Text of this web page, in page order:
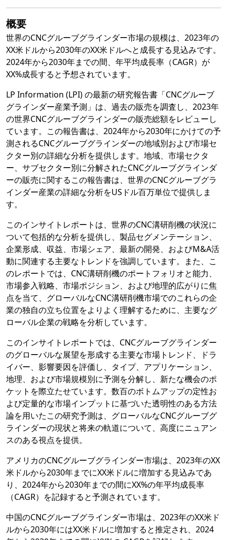
概要
世界のCNCグルーブグラインダー市場の規模は、2023年の
XX米ドルから2030年のXX米ドルへと成長する見込みです。
2024年から2030年までの間、年平均成長率（CAGR）が
XX%成長すると予想されています。
LP Information (LPI) の最新の研究報告書「CNCグルーブ
グラインダー産業予測」は、過去の販売を調査し、2023年
の世界CNCグルーブグラインダーの販売総額をレビューし
ています。この報告書は、2024年から2030年にかけての予
測されるCNCグルーブグラインダーの地域別および市場セ
クター別の詳細な分析を提供します。地域、市場セクタ
ー、サブセクター別に分解されたCNCグルーブグラインダ
ーの販売に関するこの報告書は、世界のCNCグルーブグラ
インダー産業の詳細な分析をUSドル百万単位で提供しま
す。
このインサイトレポートは、世界のCNC溝研削機の状況に
ついて包括的な分析を提供し、製品セグメンテーション、
企業形成、収益、市場シェア、最新の開発、およびM&A活
動に関連する主要なトレンドを強調しています。また、こ
のレポートでは、CNC溝研削機のポートフォリオと能力、
市場参入戦略、市場ポジション、および地理的広がりに焦
点を当て、グローバルなCNC溝研削機市場でのこれらの企
業の独自の立ち位置をよりよく理解するために、主要なグ
ローバル企業の戦略を分析しています。
このインサイトレポートでは、CNCグルーブグラインダー
のグローバルな展望を形成する主要な市場トレンド、ドラ
イバー、影響要因を評価し、タイプ、アプリケーション、
地理、および市場規模別に予測を分解し、新たな機会のポ
ケットを際立たせています。数百のボトムアップの定性お
よび定量的な市場インプットに基づいた透明性のある方法
論を用いたこの研究予測は、グローバルなCNCグルーブグ
ラインダーの現状と将来の軌道について、高度にニュアン
スのある視点を提供。
アメリカのCNCグルーブグラインダー市場は、2023年のXX
米ドルから2030年までにXX米ドルに増加する見込みであ
り、2024年から2030年までの間にXX%の年平均成長率
（CAGR）を記録すると予測されています。
中国のCNCグルーブグラインダー市場は、2023年のXX米ド
ルから2030年にはXX米ドルに増加すると推定され、2024